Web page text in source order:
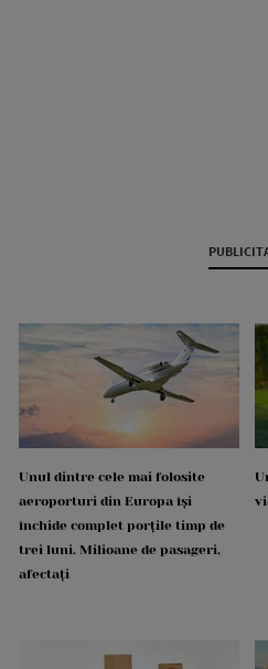
Unul dintre cele mai folosite
aeroporturi din Europa își
închide complet porțile timp de
trei luni. Milioane de pasageri,
afectați